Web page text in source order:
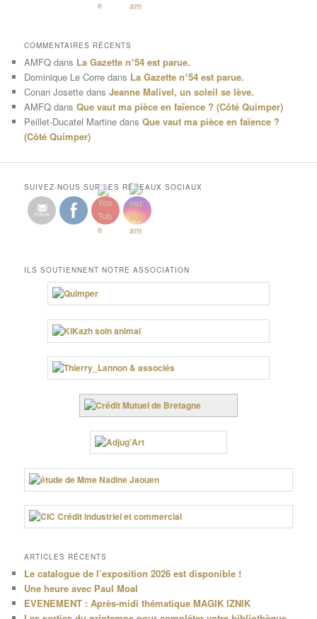
COMMENTAIRES RÉCENTS
AMFQ dans La Gazette n°54 est parue.
Dominique Le Corre dans La Gazette n°54 est parue.
Conan Josette dansJeanne Malivel, un soleil se lève.
AMFQ dansQue vaut ma pièce en faïence ? (Côté Quimper)
Peillet-Ducatel Martine dansQue vaut ma pièce en faïence ?
(Côté Quimper)
SUIVEZ-NOUS SUR LES RÉSEAUX SOCIAUX
ILS SOUTIENNENT NOTRE ASSOCIATION
ARTICLES RÉCENTS
Le catalogue de l’exposition 2026 est disponible !
Une heure avec Paul Moal
EVENEMENT : Après-midi thématique MAGIK IZNIK